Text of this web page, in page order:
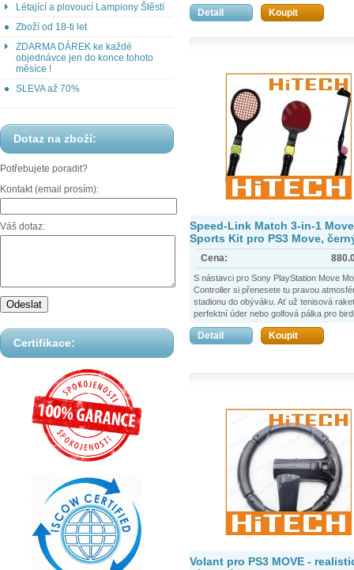
Létající a plovoucí Lampiony Štěstí
Zboží od 18-ti let
ZDARMA DÁREK ke každé
objednávce jen do konce tohoto
měsíce !
SLEVA až 70%
Dotaz na zboží:
Potřebujete poradit?
Kontakt (email prosím):
Váš dotaz:
Certifikace:
50% než u podobných výrobků.
Detail Koupit
Speed-Link Match 3-in-1 Move
Sports Kit pro PS3 Move,
Cena:
S nástavci pro Sony PlayStation Move
Controller si přenesete tu pravou
stadionu do obýváku. Ať už tenisová
perfektní úder nebo golfová pálka pro
3 rozšíření zvýší realismus mnoha
PS3 Move her a vytvoří tím perfektní iluzi
jednoduché: vložte jednoduše ovladač
snadno a rychle odstranit a lze je
Detail Koupit
Volant pro PS3 MOVE -